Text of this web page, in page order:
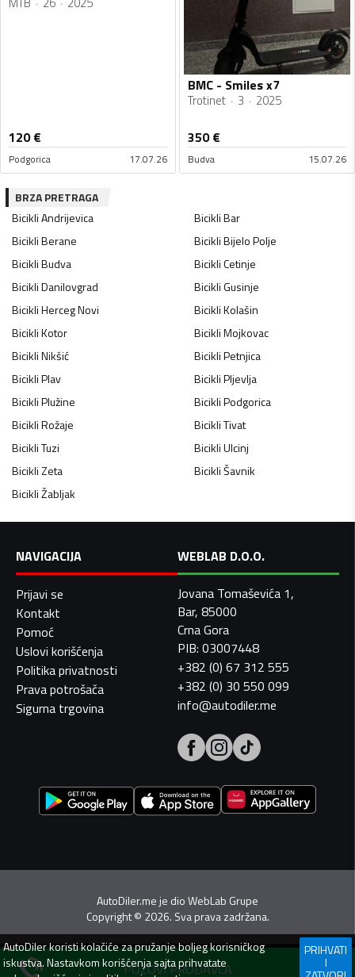
POZOVI PRODAVCA
120€
Podgorica 17.07.26
BMC - Smiles x7
Trotinet 3 2025
350€
Budva 15.07.26
BRZA PRETRAGA
BicikliAndrijevica BicikliBar
BicikliBerane BicikliBijelo Polje
BicikliBudva BicikliCetinje
BicikliDanilovgrad BicikliGusinje
BicikliHerceg Novi BicikliKolašin
BicikliKotor BicikliMojkovac
BicikliNikšić BicikliPetnjica
BicikliPlav BicikliPljevlja
BicikliPlužine BicikliPodgorica
BicikliRožaje BicikliTivat
BicikliTuzi BicikliUlcinj
BicikliZeta BicikliŠavnik
BicikliŽabljak
NAVIGACIJA
Prijavi se
Kontakt
Pomoć
Uslovi korišćenja
Politika privatnosti
Prava potrošača
Sigurna trgovina
WEBLAB D.O.O.
Jovana Tomaševića 1,
Bar, 85000
Crna Gora
PIB: 03007448
+382 (0) 67 312 555
+382 (0) 30 550 099
info@autodiler.me
AutoDiler.me je dioWebLab Grupe
Copyright© 2026. Sva prava zadržana.
AutoDilerkoristi kolačiće za pružanje boljeg korisničkog
iskustva. Nastavkom korišćenja sajta prihvatate
PRIHVATI
I